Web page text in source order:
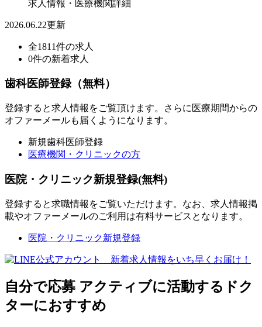
求人情報・医療機関詳細
2026.06.22更新
全1811件の求人
0件の新着求人
歯科医師登録（無料）
登録すると求人情報をご覧頂けます。さらに医療期間からの
オファーメールも届くようになります。
新規歯科医師登録
医療機関・クリニックの方
医院・クリニック新規登録(無料)
登録すると求職情報をご覧いただけます。なお、求人情報掲
載やオファーメールのご利用は有料サービスとなります。
医院・クリニック新規登録
自分で応募 アクティブに活動するドク
ターにおすすめ